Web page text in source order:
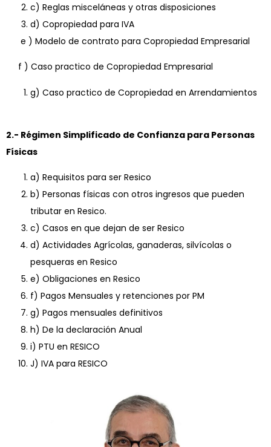
c) Reglas misceláneas y otras disposiciones
d) Copropiedad para IVA
e ) Modelo de contrato para Copropiedad Empresarial
f ) Caso practico de Copropiedad Empresarial
g) Caso practico de Copropiedad en Arrendamientos
2.- Régimen Simplificado de Confianza para Personas
Físicas
a) Requisitos para ser Resico
b) Personas físicas con otros ingresos que pueden
tributar en Resico.
c) Casos en que dejan de ser Resico
d) Actividades Agrícolas, ganaderas, silvícolas o
pesqueras en Resico
e) Obligaciones en Resico
f) Pagos Mensuales y retenciones por PM
g) Pagos mensuales definitivos
h) De la declaración Anual
i) PTU en RESICO
J) IVA para RESICO